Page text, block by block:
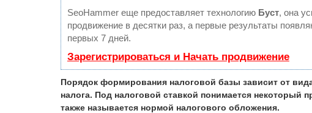
SeoHammer еще предоставляет технологию Буст, она
продвижение в десятки раз, а первые результаты
первых 7 дней.
Зарегистрироваться и Начать продвижение
Порядок формирования налоговой базы зависит от
налога. Под налоговой ставкой понимается некоторый
также называется нормой налогового обложения.